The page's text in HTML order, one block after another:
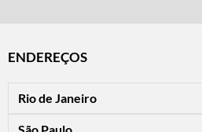
ENDEREÇOS
Rio de Janeiro
São Paulo